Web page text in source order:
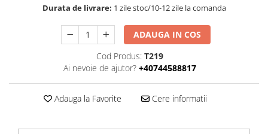
Durata de livrare: 1 zile stoc/10-12 zile la comanda
ADAUGA IN COS
Cod Produs: T219
Ai nevoie de ajutor? +40744588817
Adauga la Favorite Cere informatii